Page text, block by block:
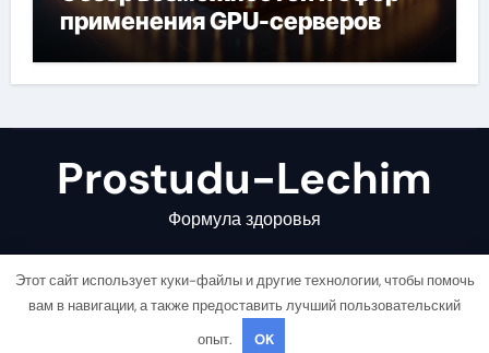
применения GPU-серверов
Prostudu-Lechim
Формула здоровья
Copyright © All rights reserved |
Этот сайт использует куки-файлы и другие технологии, чтобы помочь
вам в навигации, а также предоставить лучший пользовательский
опыт.
OK